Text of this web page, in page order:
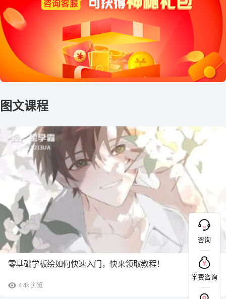
4.4k 浏览
零基础学板绘如何快速入门，快来领取教程！
咨询
学费咨询